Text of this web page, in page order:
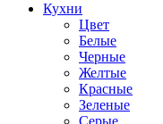
Кухни
Цвет
Белые
Черные
Желтые
Красные
Зеленые
Серые